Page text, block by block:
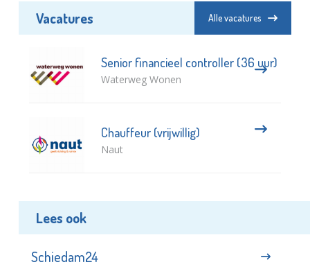
Vacatures Alle vacatures
Senior financieel controller (36 uur)
Waterweg Wonen
Chauffeur (vrijwillig)
Naut
Lees ook
Schiedam24